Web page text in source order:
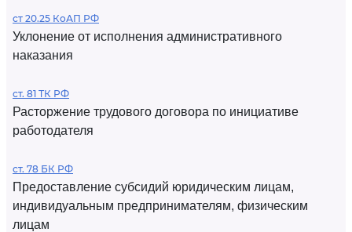
ст 20.25 КоАП РФ
Уклонение от исполнения административного
наказания
ст. 81 ТК РФ
Расторжение трудового договора по инициативе
работодателя
ст. 78 БК РФ
Предоставление субсидий юридическим лицам,
индивидуальным предпринимателям, физическим
лицам